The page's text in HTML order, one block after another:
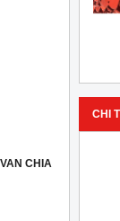
CHIA
CHI